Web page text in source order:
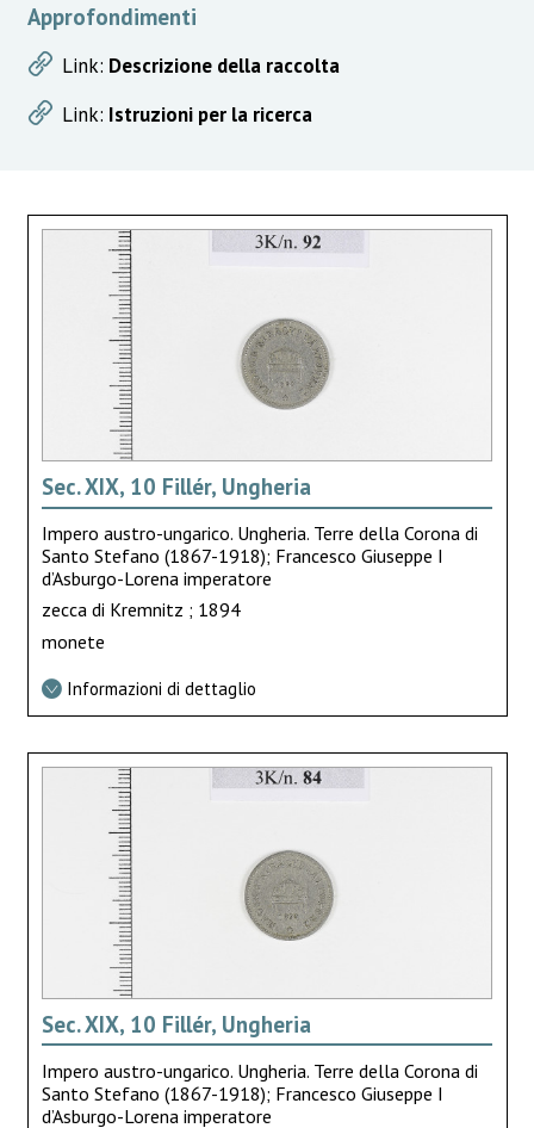
Approfondimenti
Link: Descrizione della raccolta
Link: Istruzioni per la ricerca
Sec. XIX, 10 Fillér, Ungheria
Impero austro-ungarico. Ungheria. Terre della Corona di
Santo Stefano (1867-1918); Francesco Giuseppe I
d’Asburgo-Lorena imperatore
zecca di Kremnitz ; 1894
monete
Informazioni di dettaglio
Sec. XIX, 10 Fillér, Ungheria
Impero austro-ungarico. Ungheria. Terre della Corona di
Santo Stefano (1867-1918); Francesco Giuseppe I
d’Asburgo-Lorena imperatore